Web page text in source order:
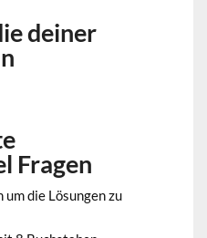
deiner
Fragen
die Lösungen zu